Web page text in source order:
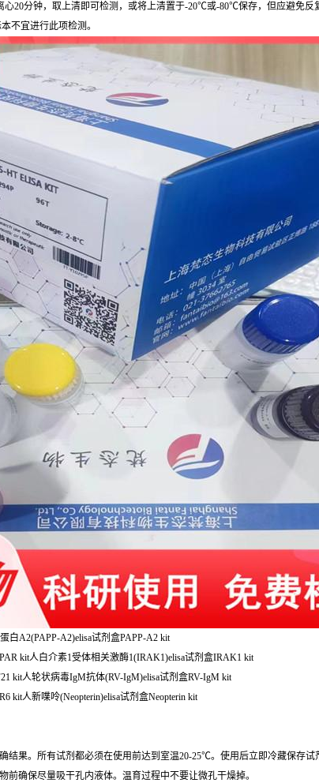
20分钟，取上清即可检测，或将上清置于-20℃或-80℃保存，但应避免反
不宜进行此项检测。
白A2(PAPP-A2)elisa试剂盒PAPP-A2 kit
kit人白介素1受体相关激酶1(IRAK1)elisa试剂盒IRAK1 kit
kit人轮状病毒IgM抗体(RV-IgM)elisa试剂盒RV-IgM kit
kit人新喋呤(Neopterin)elisa试剂盒Neopterin kit
结果。所有试剂都必须在使用前达到室温20-25℃。使用后立即冷藏保存试
前确保尽量吸干孔内液体。温育过程中不要让微孔干燥掉。